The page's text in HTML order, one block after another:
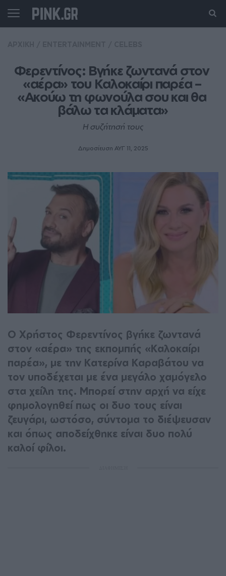
Φερεντίνος: Βγήκε ζωντανά στον
«αέρα» του Καλοκαίρι παρέα –
«Ακούω τη φωνούλα σου και θα
βάλω τα κλάματα»
Η συζήτησή τους
Δημοσίευση ΑΥΓ 11, 2025
Ο Χρήστος Φερεντίνος βγήκε ζωντανά
στον «αέρα» της εκπομπής «Καλοκαίρι
παρέα», με την Κατερίνα Καραβάτου να
τον υποδέχεται με ένα μεγάλο χαμόγελο
στα χείλη της. Μπορεί στην αρχή να είχε
φημολογηθεί πως οι δυο τους είναι
ζευγάρι, ωστόσο, σύντομα το διέψευσαν
και όπως αποδείχθηκε είναι δυο πολύ
καλοί φίλοι.